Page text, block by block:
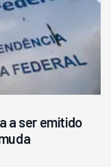
a ser emitido